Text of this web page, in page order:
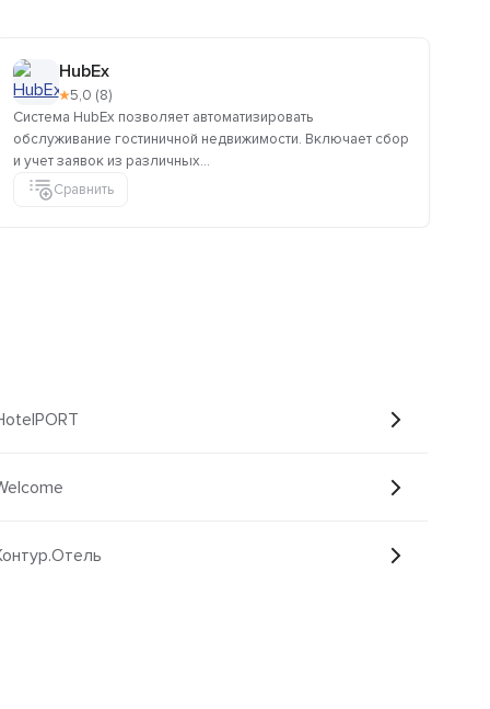
HubEx
★5,0 (8)
Система HubEx позволяет автоматизировать
обслуживание гостиничной недвижимости. Включает сбор
и учет заявок из различных...
Сравнить